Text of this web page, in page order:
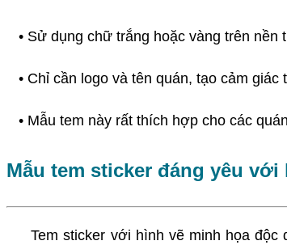
• Sử dụng chữ trắng hoặc vàng trên nền
• Chỉ cần logo và tên quán, tạo cảm giác
• Mẫu tem này rất thích hợp cho các
Mẫu tem sticker đáng yêu
Tem sticker với hình vẽ minh họa độc